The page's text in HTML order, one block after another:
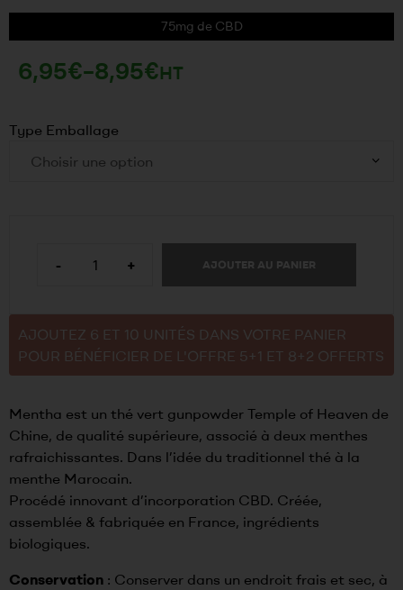
75mg de CBD
6,95€–8,95€HT
Type Emballage
- + AJOUTER AU PANIER
AJOUTEZ 6 ET 10 UNITÉS DANS VOTRE PANIER
POUR BÉNÉFICIER DE L'OFFRE 5+1 ET 8+2 OFFERTS
Mentha est un thé vert gunpowder Temple of Heaven de
Chine, de qualité supérieure, associé à deux menthes
rafraichissantes. Dans l’idée du traditionnel thé à la
menthe Marocain.
Procédé innovant d’incorporation CBD. Créée,
assemblée & fabriquée en France, ingrédients
biologiques.
Conservation : Conserver dans un endroit frais et sec, à